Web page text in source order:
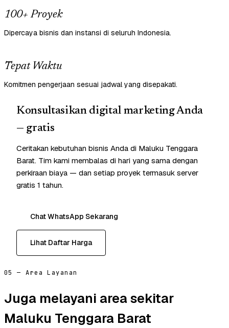
100+ Proyek
Dipercaya bisnis dan instansi di seluruh Indonesia.
Tepat Waktu
Komitmen pengerjaan sesuai jadwal yang disepakati.
Konsultasikan digital marketing Anda
— gratis
Ceritakan kebutuhan bisnis Anda di Maluku Tenggara
Barat. Tim kami membalas di hari yang sama dengan
perkiraan biaya — dan setiap proyek termasuk server
gratis 1 tahun.
Chat WhatsApp Sekarang
Lihat Daftar Harga
05 — Area Layanan
Juga melayani area sekitar
Maluku Tenggara Barat